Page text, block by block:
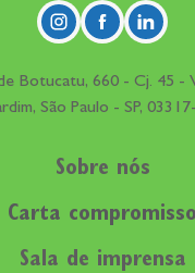
Botucatu, 660 - Cj. 45 -
São Paulo - SP,
Sobre nós
Carta compromisso
Sala de imprensa